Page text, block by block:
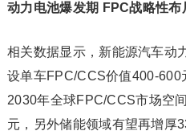
动力电池爆发期 FPC战略性布
相关数据显示，新能源汽车动
设单车FPC/CCS价值400-
2030年全球FPC/CCS市场空
元，另外储能领域有望再增厚